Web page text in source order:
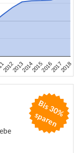
2012201320142015201620172018
B
is
3
0
%
s
p
a
r
e
n